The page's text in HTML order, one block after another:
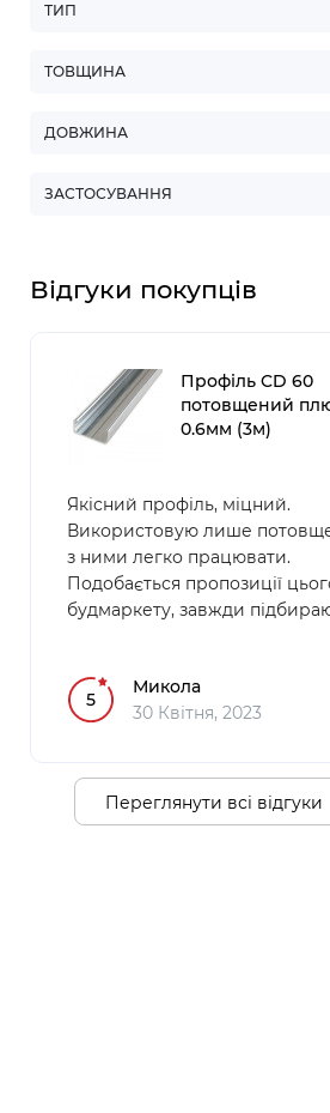
ТИП
ТОВЩИНА
ДОВЖИНА
ЗАСТОСУВАННЯ
Відгуки покупців
Профіль CD 60
потовщений
0.6мм (3м)
Якісний профіль, міцний.
Використовую лише
з ними легко працювати.
Подобається пропозиції
будмаркету, завжди
5
Микола
30 Квітня, 2023
Переглянути всі відгуки